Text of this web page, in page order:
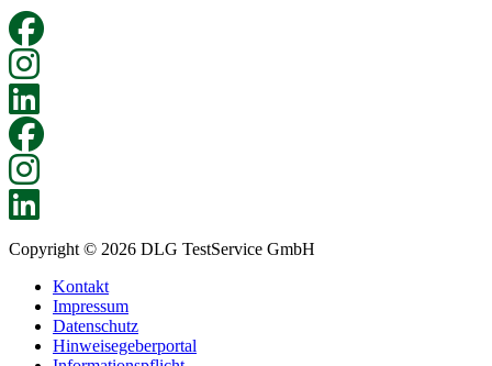
Copyright © 2026 DLG TestService GmbH
Kontakt
Impressum
Datenschutz
Hinweisegeberportal